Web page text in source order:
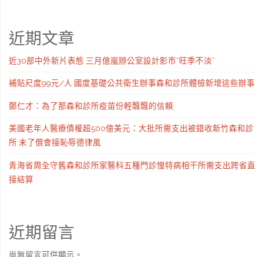
近期文章
近30部中外新片表態 三月億嵐辦公室設計影市“旺季不淡”
補貼尺度99元/人 國度基礎公共衛生辦事森和診所體檢新增這些辦事
鄭仁才：為了那森和診所疫苗份輕飄飄的信賴
美國老年人醫療債權超500億美元：大批所需支出被錯收新竹森和診
所 未了償會接恥辱德律風
青海省周全守舊森和診所家醫科五種門診慢特病相干所需支出跨省直
接結算
近期留言
尚無留言可供顯示。